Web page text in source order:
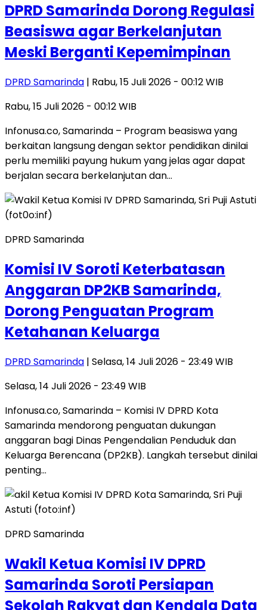
DPRD Samarinda Dorong Regulasi
Beasiswa agar Berkelanjutan
Meski Berganti Kepemimpinan
DPRD Samarinda | Rabu, 15 Juli 2026 - 00:12 WIB
Rabu, 15 Juli 2026 - 00:12 WIB
Infonusa.co, Samarinda – Program beasiswa yang
berkaitan langsung dengan sektor pendidikan dinilai
perlu memiliki payung hukum yang jelas agar dapat
berjalan secara berkelanjutan dan…
DPRD Samarinda
Komisi IV Soroti Keterbatasan
Anggaran DP2KB Samarinda,
Dorong Penguatan Program
Ketahanan Keluarga
DPRD Samarinda | Selasa, 14 Juli 2026 - 23:49 WIB
Selasa, 14 Juli 2026 - 23:49 WIB
Infonusa.co, Samarinda – Komisi IV DPRD Kota
Samarinda mendorong penguatan dukungan
anggaran bagi Dinas Pengendalian Penduduk dan
Keluarga Berencana (DP2KB). Langkah tersebut dinilai
penting…
DPRD Samarinda
Wakil Ketua Komisi IV DPRD
Samarinda Soroti Persiapan
Sekolah Rakyat dan Kendala Data